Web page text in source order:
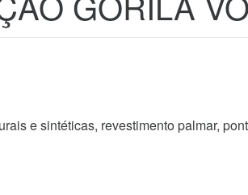
e sintéticas, revestimento palmar,